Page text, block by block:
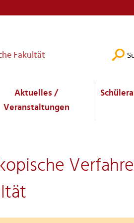
Fakultät
Aktuelles /
Veranstaltungen